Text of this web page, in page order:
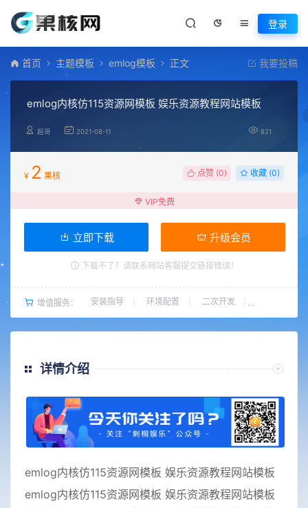
登录
首页 主题模板 emlog模板 正文 我要投稿
emlog内核仿115资源网模板 娱乐资源教程网站模板
超哥 2021-08-11 821
¥ 2 果核 点赞 (0) 收藏 (0)
VIP免费
立即下载 升级会员
下载不了？请联系网站客服提交链接错误！
增值服务： 安装指导 环境配置 二次开发
详情介绍
emlog内核仿115资源网模板 娱乐资源教程网站模板
emlog内核仿115资源网模板 娱乐资源教程网站模板